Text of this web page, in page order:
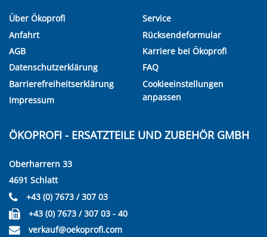
Über Ökoprofi
Anfahrt
AGB
Datenschutzerklärung
Barrierefreiheitserklärung
Impressum
Service
Rücksendeformular
Karriere bei Ökoprofi
FAQ
Cookieeinstellungen
anpassen
ÖKOPROFI - ERSATZTEILE UND ZUBEHÖR GMBH
Oberharrern 33
4691 Schlatt
+43 (0) 7673 / 307 03
+43 (0) 7673 / 307 03 - 40
verkauf@oekoprofi.com